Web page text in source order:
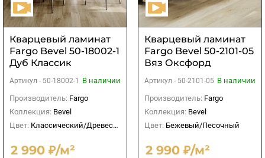
Кварцевый ламинат
Fargo Bevel 50-18002-1
Дуб Классик
Артикул - 50-18002-1
В наличии
Производитель: Fargo
Коллекция: Bevel
Цвет: Классический/Древесный
2 990 ₽/м²
Кварцевый ламинат
Fargo Bevel 50-2101-05
Вяз Оксфорд
Артикул - 50-2101-05 В наличии
Производитель: Fargo
Коллекция: Bevel
Цвет: Бежевый/Песочный
2 990 ₽/м²